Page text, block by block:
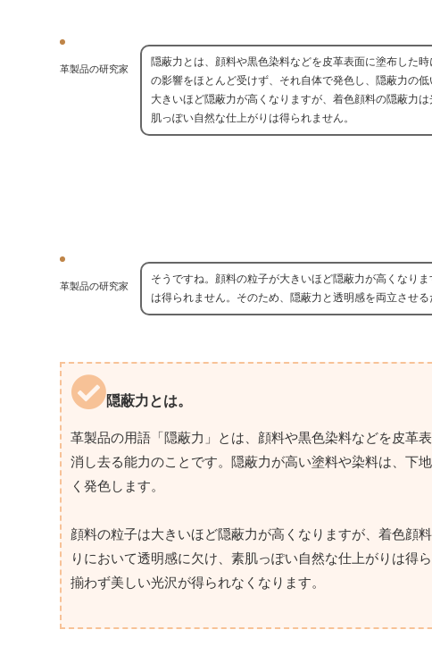
革製品の研究家
隠蔽力とは、顔料や黒色染料などを皮革表面に塗布した
の影響をほとんど受けず、それ自体で発色し、隠蔽力の
大きいほど隠蔽力が高くなりますが、着色顔料の隠蔽力
肌っぽい自然な仕上がりは得られません。
革製品の研究家
そうですね。顔料の粒子が大きいほど隠蔽力が高くなり
は得られません。そのため、隠蔽力と透明感を両立させ
隠蔽力とは。
革製品の用語「隠蔽力」とは、顔料や黒色染料などを皮革
消し去る能力のことです。隠蔽力が高い塗料や染料は、下
く発色します。
顔料の粒子は大きいほど隠蔽力が高くなりますが、着色顔
りにおいて透明感に欠け、素肌っぽい自然な仕上がりは得
揃わず美しい光沢が得られなくなります。